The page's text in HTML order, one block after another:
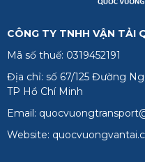
CÔNG TY TNHH VẬN TẢI
Mã số thuế: 0319452191
Địa chỉ: số 67/125 Đường
TP Hồ Chí Minh
Email:
Website: